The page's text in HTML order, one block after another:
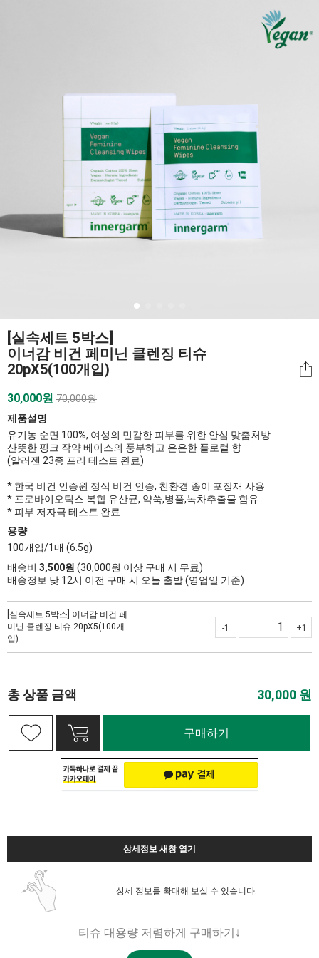
[실속세트 5박스]
이너감 비건 페미닌 클렌징 티슈
20pX5(100개입)
30,000원 70,000원
제품설명
유기농 순면 100%, 여성의 민감한 피부를 위한 안심 맞춤처방
산뜻한 핑크 작약 베이스의 풍부하고 은은한 플로럴 향
(알러젠 23종 프리 테스트 완료)
* 한국 비건 인증원 정식 비건 인증, 친환경 종이 포장재 사용
* 프로바이오틱스 복합 유산균, 약쑥,병풀,녹차추출물 함유
* 피부 저자극 테스트 완료
용량
100개입/1매 (6.5g)
배송비 3,500원 (30,000원 이상 구매 시 무료)
배송정보 낮 12시 이전 구매 시 오늘 출발 (영업일 기준)
[실속세트 5박스] 이너감 비건 페
미닌 클렌징 티슈 20pX5(100개
입)
+1
-1
총 상품 금액 30,000 원
구매하기
상세정보 새창 열기
상세 정보를 확대해 보실 수 있습니다.
티슈 대용량 저렴하게 구매하기↓